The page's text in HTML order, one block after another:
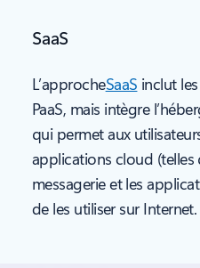
SaaS
L’approcheSaaS inclut
PaaS, mais intègre
qui permet aux
applications cloud
messagerie et les
de les utiliser sur Internet.